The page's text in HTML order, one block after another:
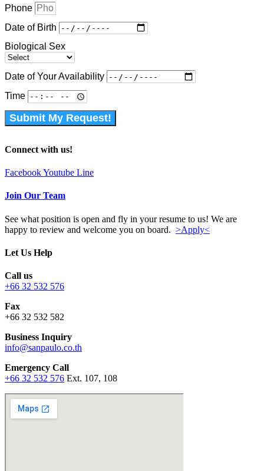
Phone
Date of Birth
Biological Sex
Date of Your Availability
Time
Submit My Request!
Connect with us!
FacebookYoutube Line
Join Our Team
See what position is open and fly in your resume to us! We are
happy to review and welcome you on board. >Apply<
Let Us Help
Call us
+66 32 532 576
Fax
+66 32 532 582
Business Inquiry
info@sanpaulo.co.th
Emergency Call
+66 32 532 576 Ext. 107, 108